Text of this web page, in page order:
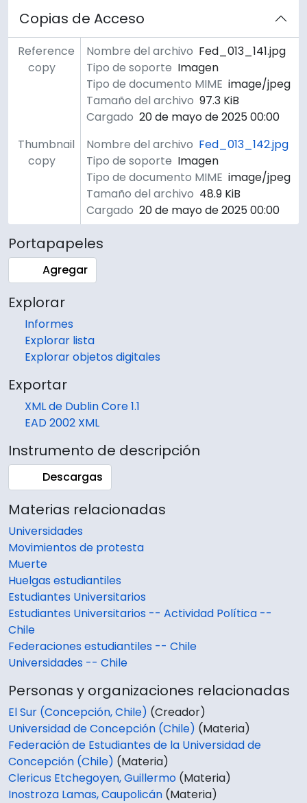
Copias de Acceso
Reference
copy
Nombre del archivo Fed_013_141.jpg
Tipo de soporte Imagen
Tipo de documento MIME image/jpeg
Tamaño del archivo 97.3 KiB
Cargado 20 de mayo de 2025 00:00
Thumbnail
copy
Nombre del archivo Fed_013_142.jpg
Tipo de soporte Imagen
Tipo de documento MIME image/jpeg
Tamaño del archivo 48.9 KiB
Cargado 20 de mayo de 2025 00:00
Portapapeles
Agregar
Explorar
Informes
Explorar lista
Explorar objetos digitales
Exportar
XML de Dublin Core 1.1
EAD 2002 XML
Instrumento de descripción
Descargas
Materias relacionadas
Universidades
Movimientos de protesta
Muerte
Huelgas estudiantiles
Estudiantes Universitarios
Estudiantes Universitarios -- Actividad Política --
Chile
Federaciones estudiantiles -- Chile
Universidades -- Chile
Personas y organizaciones relacionadas
El Sur (Concepción, Chile) (Creador)
Universidad de Concepción (Chile) (Materia)
Federación de Estudiantes de la Universidad de
Concepción (Chile) (Materia)
Clericus Etchegoyen, Guillermo (Materia)
Inostroza Lamas, Caupolicán (Materia)